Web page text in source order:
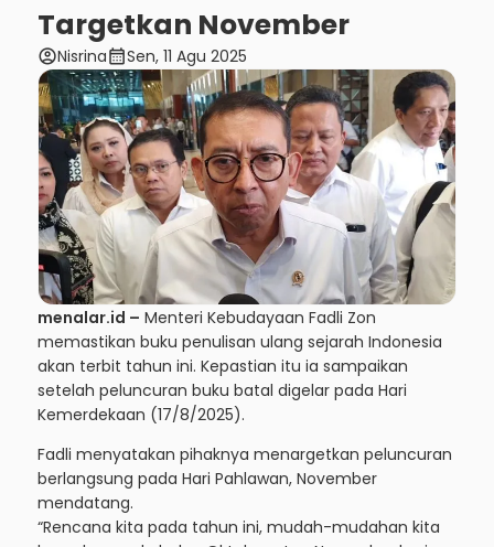
Targetkan November
account_circleNisrinacalendar_monthSen, 11 Agu 2025
menalar.id – Menteri Kebudayaan Fadli Zon
memastikan buku penulisan ulang sejarah Indonesia
akan terbit tahun ini. Kepastian itu ia sampaikan
setelah peluncuran buku batal digelar pada Hari
Kemerdekaan (17/8/2025).
Fadli menyatakan pihaknya menargetkan peluncuran
berlangsung pada Hari Pahlawan, November
mendatang.
“Rencana kita pada tahun ini, mudah-mudahan kita